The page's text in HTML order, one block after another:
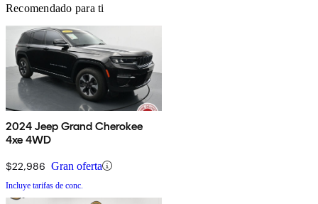
Recomendado para ti
2024 Jeep Grand Cherokee
4xe 4WD
$22,986 Gran oferta
Incluye tarifas de conc.